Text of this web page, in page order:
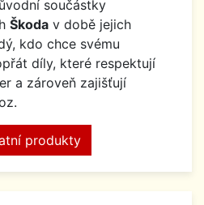
součástky
Škoda v době jejich
kdo chce svému
díly, které respektují
a zároveň zajišťují
produkty